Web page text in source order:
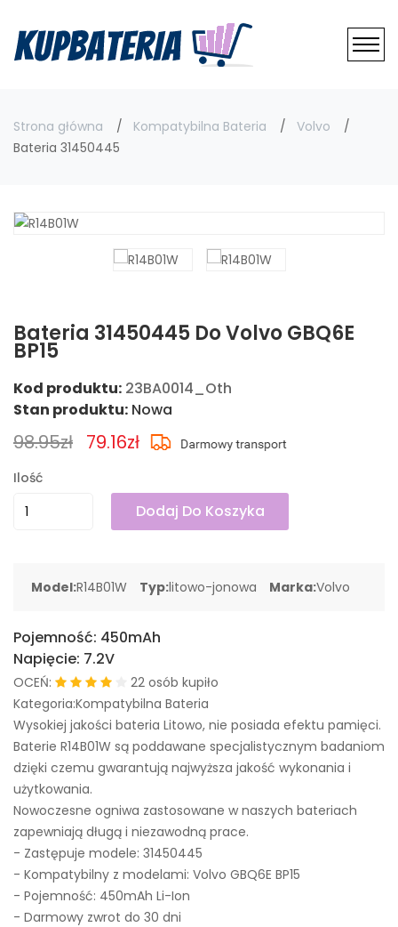
Strona główna Kompatybilna Bateria
Volvo
Bateria 31450445
Bateria 31450445 Do Volvo GBQ6E
BP15
Kod produktu: 23BA0014_Oth
Stan produktu: Nowa
98.95zł 79.16zł
Ilość
Dodaj Do Koszyka
Model:R14B01W Typ:litowo-jonowa Marka:Volvo
Pojemność: 450mAh
Napięcie: 7.2V
OCEŃ:
22 osób kupiło
Kategoria:Kompatybilna Bateria
Wysokiej jakości bateria Litowo, nie posiada efektu pamięci.
Baterie R14B01W są poddawane specjalistycznym badaniom
dzięki czemu gwarantują najwyższa jakość wykonania i
użytkowania.
Nowoczesne ogniwa zastosowane w naszych bateriach
zapewniają długą i niezawodną prace.
- Zastępuje modele: 31450445
- Kompatybilny z modelami: Volvo GBQ6E BP15
- Pojemność: 450mAh Li-Ion
- Darmowy zwrot do 30 dni